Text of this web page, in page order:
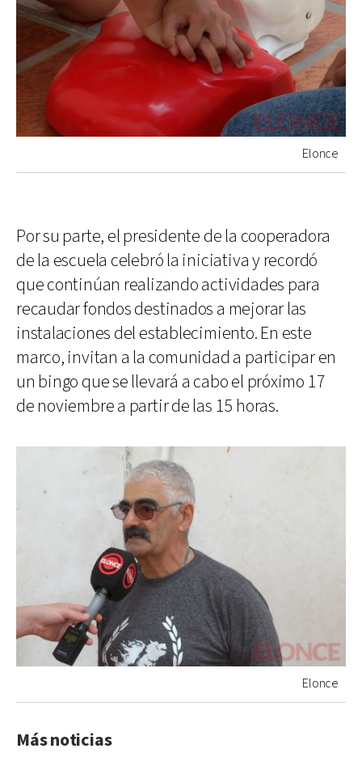
Elonce
Por su parte, el presidente de la cooperadora
de la escuela celebró la iniciativa y recordó
que continúan realizando actividades para
recaudar fondos destinados a mejorar las
instalaciones del establecimiento. En este
marco, invitan a la comunidad a participar en
un bingo que se llevará a cabo el próximo 17
de noviembre a partir de las 15 horas.
Elonce
Más noticias